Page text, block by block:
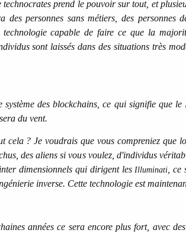
prend le pouvoir sur tout, et
des personnes sans métiers, des personnes
technologie capable de faire ce que la
sont laissés dans des situations très
système des blockchains, ce qui signifie que
du vent.
cela ? Je voudrais que vous compreniez que
des aliens si vous voulez, d'individus
dimensionnels qui dirigent les Illuminati ,
inverse. Cette technologie est
années ce sera encore plus fort, avec